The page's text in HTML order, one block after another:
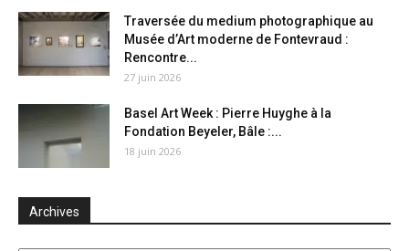
Traversée du medium photographique au
Musée d’Art moderne de Fontevraud :
Rencontre...
27 juin 2026
Basel Art Week : Pierre Huyghe à la
Fondation Beyeler, Bâle :...
18 juin 2026
Archives
Archives